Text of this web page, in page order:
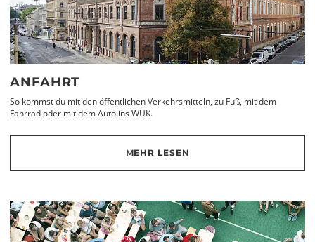
ANFAHRT
So kommst du mit den öffentlichen Verkehrsmitteln, zu Fuß, mit dem
Fahrrad oder mit dem Auto ins WUK.
MEHR LESEN